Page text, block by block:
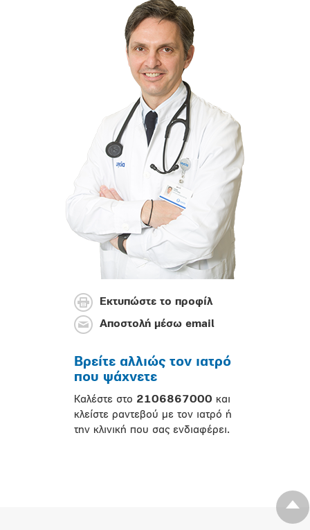
Εκτυπώστε το προφίλ
Αποστολή μέσω email
Βρείτε αλλιώς τον ιατρό
που ψάχνετε
Καλέστε στο 2106867000 και
κλείστε ραντεβού με τον ιατρό ή
την κλινική που σας ενδιαφέρει.